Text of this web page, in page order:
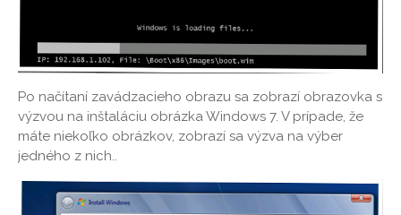
Po načítaní zavádzacieho obrazu sa zobrazí obrazovka s
výzvou na inštaláciu obrázka Windows 7. V prípade, že
máte niekoľko obrázkov, zobrazí sa výzva na výber
jedného z nich..